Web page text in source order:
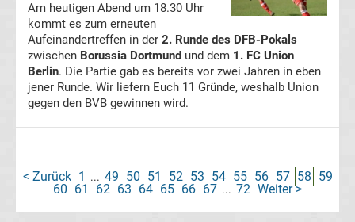
Liga
Tabelle
Am heutigen Abend um 18.30 Uhr
kommt es zum erneuten
Aufeinandertreffen in der 2. Runde des DFB-Pokals
zwischen Borussia Dortmund und dem 1. FC Union
Berlin. Die Partie gab es bereits vor zwei Jahren in eben
jener Runde. Wir liefern Euch 11 Gründe, weshalb Union
gegen den BVB gewinnen wird.
< Zurück 1 ... 49 50 51 52 53 54 55 56 57 58 59
60 61 62 63 64 65 66 67 ... 72 Weiter >